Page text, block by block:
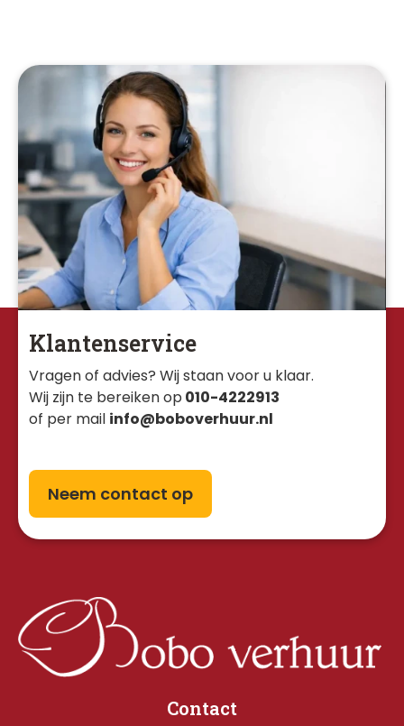
Klantenservice
Vragen of advies? Wij staan voor u klaar.
Wij zijn te bereiken op 010-4222913
of per mail info@boboverhuur.nl
Neem contact op
Contact